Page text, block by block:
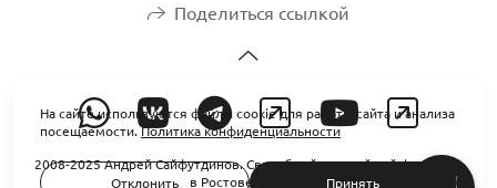
Поделиться ссылкой
2008-2025 Андрей Сайфутдинов. Свадебный и семейный фотограф
в Ростове-на-Дону
На сайте используются файлы cookie для работы сайта и анализа
посещаемости.Политика конфиденциальности
Отклонить Принять